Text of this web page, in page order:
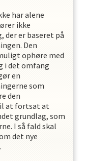
har alene
ikke
der er baseret på
Den
ophøre med
i det omfang
en
som
den
at fortsat at
grundlag, som
I så fald skal
det nye